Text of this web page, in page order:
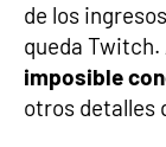
de los
queda
imposible
otros detalles